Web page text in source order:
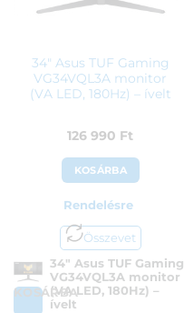
34″ Asus TUF Gaming
VG34VQL3A monitor
(VA LED, 180Hz) – ívelt
126 990 Ft
KOSÁRBA
Rendelésre
Összevet
KOSÁRBA
34″ Asus TUF Gaming
VG34VQL3A monitor
(VA LED, 180Hz) –
ívelt